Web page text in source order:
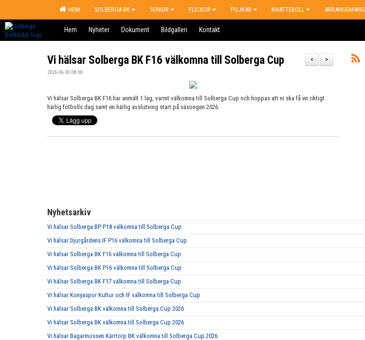
HEM SOLBERGA BK SENIOR FLICKOR POJKAR KNATTEBOLL ARRANGEMANG
Hem Nyheter Dokument Bildgalleri Kontakt
>
<
Vi hälsar Solberga BK F16 välkomna till Solberga Cup
2026-06-30 08:08
Vi hälsar Solberga BK F16 har anmält 1 lag, varmt välkomna till Solberga Cup och hoppas att ni ska få en riktigt
härlig fotbolls dag samt en härlig avslutning start på säsongen 2026
Nyhetsarkiv
Vi hälsar Solberga BP P18 välkomna till Solberga Cup
Vi hälsar Djurgårdens IF P16 välkomna till Solberga Cup
Vi hälsar Solberga BK F16 välkomna till Solberga Cup
Vi hälsar Solberga BK P16 välkomna till Solberga Cup
Vi hälsar Solberga BK F17 välkomna till Solberga Cup
Vi hälsar Konyaspor Kultur och IF välkomna till Solberga Cup
Vi hälsar Solberga BK välkomna till Solberga Cup 2026
Vi hälsar Solberga BK välkomna till Solberga Cup 2026
Vi hälsar Bagarmossen Kärrtorp BK välkomna till Solberga Cup 2026